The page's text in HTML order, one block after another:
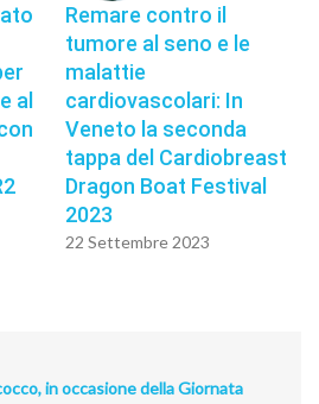
al
Remare contro il
tumore al seno e le
malattie
cardiovascolari: In
Veneto la seconda
tappa del Cardiobreast
Dragon Boat Festival
2023
22 Settembre 2023
in occasione della Giornata